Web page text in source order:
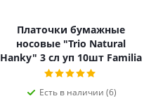
Платочки бумажные
носовые "Trio Natural
Hanky" 3 сл уп 10шт Familia
Есть в наличии (6)